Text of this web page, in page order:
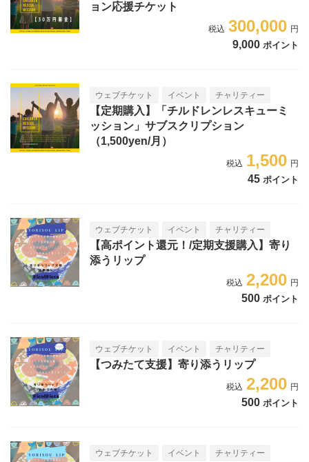
ョン応援チケット
300,000
9,000 ポイント
ウェブチケット イベント チャリティー
【定期購入】「チルドレンレスキューミ
ッション」サブスクリプション
（1,500yen/月）
1,500
45 ポイント
ウェブチケット イベント チャリティー
【高ポイント還元！/定期支援購入】寄り
添うリップ
2,200
500 ポイント
ウェブチケット イベント チャリティー
【つみたて支援】寄り添うリップ
2,200
500 ポイント
ウェブチケット イベント チャリティー